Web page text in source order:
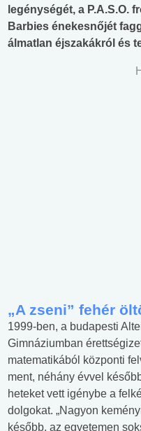
legénységét, a P.A.S.O.
Barbies énekesnőjét
álmatlan éjszakákról és
„A zseni” fehér
1999-ben, a budapesti
Gimnáziumban
matematikából központi
ment, néhány évvel
heteket vett igénybe a
dolgokat. „Nagyon
később, az egyetemen